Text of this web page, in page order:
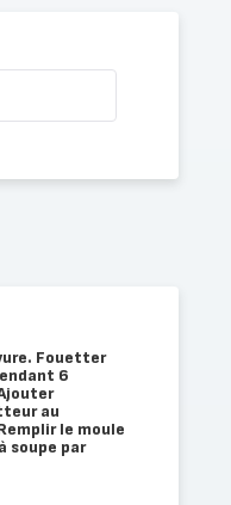
Fouetter
6
au
le moule
soupe par